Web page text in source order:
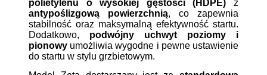
polietylenu o wysokiej gęstości (HDPE) z
antypoślizgową powierzchnią, co zapewnia
stabilność oraz maksymalną efektywność startu.
Dodatkowo, podwójny uchwyt poziomy i
pionowy umożliwia wygodne i pewne ustawienie
do startu w stylu grzbietowym.